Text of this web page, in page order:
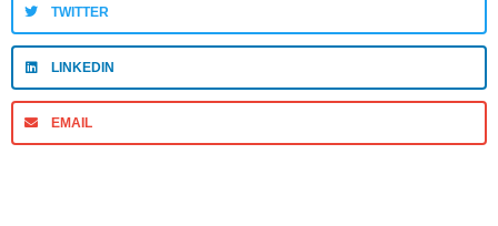
TWITTER
LINKEDIN
EMAIL